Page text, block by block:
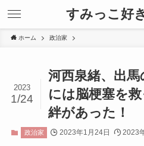
すみっこ好
ホーム 政治家
河西泉緒、出
には脳梗塞を
絆があった！
2023
1/24
政治家 2023年1月24日 2023